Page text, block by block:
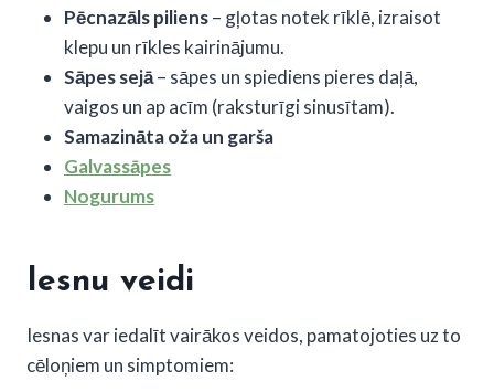
Pēcnazāls piliens– gļotas notek rīklē, izraisot
klepu un rīkles kairinājumu.
Sāpes sejā– sāpes un spiediens pieres daļā,
vaigos un ap acīm (raksturīgi sinusītam).
Samazināta oža un garša
Galvassāpes
Nogurums
Iesnu veidi
Iesnas var iedalīt vairākos veidos, pamatojoties uz to
cēloņiem un simptomiem: